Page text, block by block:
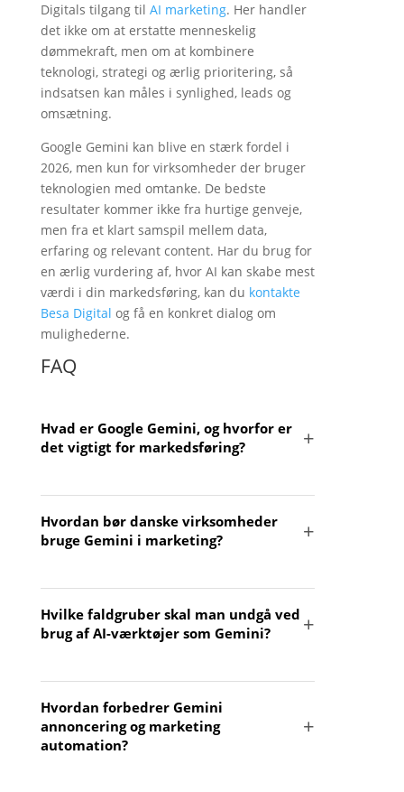
Digitals tilgang til AI marketing. Her handler
det ikke om at erstatte menneskelig
dømmekraft, men om at kombinere
teknologi, strategi og ærlig prioritering, så
indsatsen kan måles i synlighed, leads og
omsætning.
Google Gemini kan blive en stærk fordel i
2026, men kun for virksomheder der bruger
teknologien med omtanke. De bedste
resultater kommer ikke fra hurtige genveje,
men fra et klart samspil mellem data,
erfaring og relevant content. Har du brug for
en ærlig vurdering af, hvor AI kan skabe mest
værdi i din markedsføring, kan du kontakte
Besa Digital og få en konkret dialog om
mulighederne.
FAQ
Hvad er Google Gemini, og hvorfor er
det vigtigt for markedsføring?
hjælper virksomheder med at analysere,
målrette og strukturere
særligt inden for SEO, content og
annoncering.
Hvordan bør danske virksomheder
bruge Gemini i marketing?
research, indholdsstruktur og segmentering
– ikke bare til hurtig tekstproduktion, men
Hvilke faldgruber skal man undgå ved
brug af AI-værktøjer som Gemini?
svage budskaber og løsninger uden
forretningsmæssig retning; vurder derfor
altid output for relevans og troværdighed.
Hvordan forbedrer Gemini
annoncering og marketing
automation?